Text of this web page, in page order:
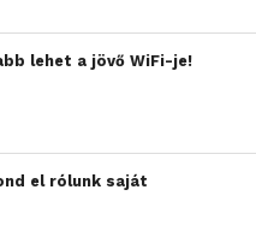
lehet a jövő WiFi-je!
el rólunk saját